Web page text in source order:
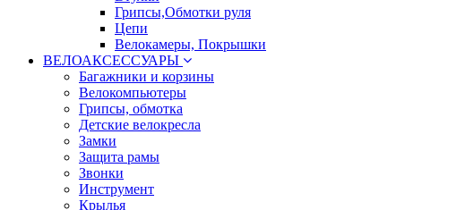
Грипсы,Обмотки руля
Цепи
Велокамеры, Покрышки
ВЕЛОАКСЕССУАРЫ
Багажники и корзины
Велокомпьютеры
Грипсы, обмотка
Детские велокресла
Замки
Защита рамы
Звонки
Инструмент
Крылья